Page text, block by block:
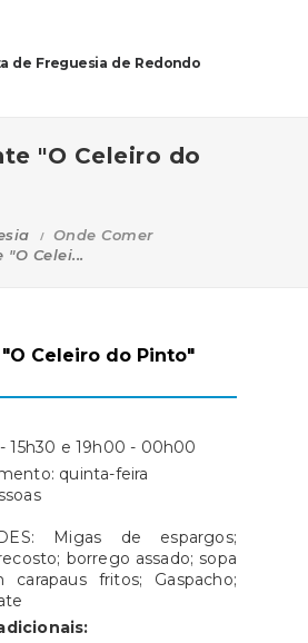
de Freguesia de Redondo
"O Celeiro do
Onde Comer
Celei...
Celeiro do Pinto"
15h30 e 19h00 - 00h00
quinta-feira
Migas de espargos;
borrego assado; sopa
fritos; Gaspacho;